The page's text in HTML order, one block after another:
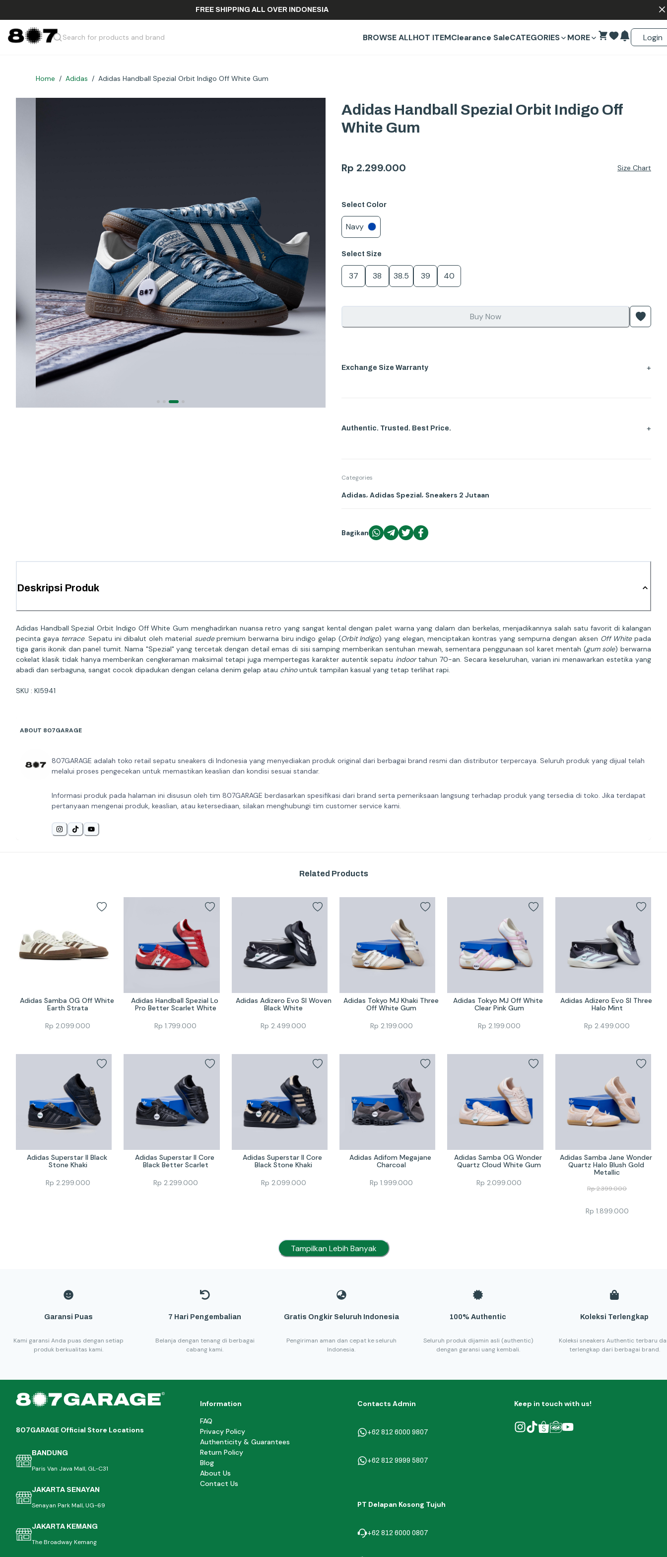
FREE SHIPPING ALL OVER INDONESIA
Search for products and brand BROWSE ALLHOT ITEMClearance SaleCATEGORIES MORE Login
Home / Adidas / Adidas Handball Spezial Orbit Indigo Off White Gum
Adidas Handball Spezial Orbit Indigo Off
White Gum
Rp 2.299.000 Size Chart
Select Color
Navy
Select Size
37 38 38.5 39 40
Buy Now
Exchange Size Warranty +
Authentic. Trusted. Best Price. +
Categories
Adidas, Adidas Spezial, Sneakers 2 Jutaan
Bagikan
Deskripsi Produk
Adidas Handball Spezial Orbit Indigo Off White Gum menghadirkan nuansa retro yang sangat kental dengan palet warna yang dalam dan berkelas, menjadikannya salah satu favorit di kalangan
pecinta gaya terrace. Sepatu ini dibalut oleh material suedepremium berwarna biru indigo gelap (Orbit Indigo) yang elegan, menciptakan kontras yang sempurna dengan aksen Off Whitepada
tiga garis ikonik dan panel tumit. Nama "Spezial" yang tercetak dengan detail emas di sisi samping memberikan sentuhan mewah, sementara penggunaan sol karet mentah (gum sole) berwarna
cokelat klasik tidak hanya memberikan cengkeraman maksimal tetapi juga mempertegas karakter autentik sepatu indoortahun 70-an. Secara keseluruhan, varian ini menawarkan estetika yang
abadi dan serbaguna, sangat cocok dipadukan dengan celana denim gelap atau chinountuk tampilan kasual yang tetap terlihat rapi.
SKU : KI5941
ABOUT 807GARAGE
807GARAGE adalah toko retail sepatu sneakers di Indonesia yang menyediakan produk original dari berbagai brand resmi dan distributor terpercaya. Seluruh produk yang dijual telah
melalui proses pengecekan untuk memastikan keaslian dan kondisi sesuai standar.
Informasi produk pada halaman ini disusun oleh tim 807GARAGE berdasarkan spesifikasi dari brand serta pemeriksaan langsung terhadap produk yang tersedia di toko. Jika terdapat
pertanyaan mengenai produk, keaslian, atau ketersediaan, silakan menghubungi tim customer service kami.
Related Products
Adidas Samba OG Off White
Earth Strata
Rp 2.099.000
Adidas Handball Spezial Lo
Pro Better Scarlet White
Rp1.799.000
Adidas Adizero Evo Sl Woven
Black White
Rp 2.499.000
Adidas Tokyo MJ Khaki Three
Off White Gum
Rp 2.199.000
Adidas Tokyo MJ Off White
Clear Pink Gum
Rp 2.199.000
Adidas Adizero Evo Sl Three
Halo Mint
Rp 2.499.000
Adidas Superstar II Black
Stone Khaki
Rp 2.299.000
Adidas Superstar II Core
Black Better Scarlet
Rp 2.299.000
Adidas Superstar II Core
Black Stone Khaki
Rp 2.099.000
Adidas Adifom Megajane
Charcoal
Rp1.999.000
Adidas Samba OG Wonder
Quartz Cloud White Gum
Rp 2.099.000
Adidas Samba Jane Wonder
Quartz Halo Blush Gold
Metallic
Rp2.399.000
Rp 1.899.000
Tampilkan Lebih Banyak
Garansi Puas
Kami garansi Anda puas dengan setiap
produk berkualitas kami.
7 Hari Pengembalian
Belanja dengan tenang di berbagai
cabang kami.
Gratis Ongkir Seluruh Indonesia
Pengiriman aman dan cepat ke seluruh
Indonesia.
100% Authentic
Seluruh produk dijamin asli (authentic)
dengan garansi uang kembali.
Koleksi Terlengkap
Koleksi sneakers Authentic terbaru
terlengkap dari berbagai brand.
807GARAGE Official Store Locations
BANDUNG
Paris Van Java Mall, GL-C31
JAKARTA SENAYAN
Senayan Park Mall, UG-69
JAKARTA KEMANG
The Broadway Kemang
Information
FAQ
Privacy Policy
Authenticity & Guarantees
Return Policy
Blog
About Us
Contact Us
Contacts Admin
+62 812 6000 9807
+62 812 9999 5807
PT Delapan Kosong Tujuh
+62 812 6000 0807
Keep in touch with us!